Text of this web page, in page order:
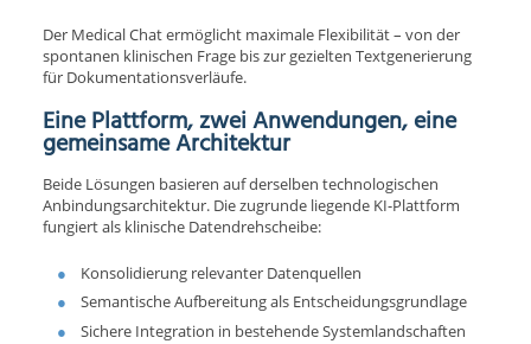
Der Medical Chat ermöglicht maximale Flexibilität – von der
spontanen klinischen Frage bis zur gezielten Textgenerierung
für Dokumentationsverläufe.
Eine Plattform, zwei Anwendungen, eine
gemeinsame Architektur
Beide Lösungen basieren auf derselben technologischen
Anbindungsarchitektur. Die zugrunde liegende KI-Plattform
fungiert als klinische Datendrehscheibe:
Konsolidierung relevanter Datenquellen
Semantische Aufbereitung als Entscheidungsgrundlage
Sichere Integration in bestehende Systemlandschaften